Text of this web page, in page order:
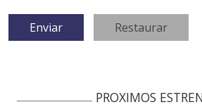
PROXIMOS